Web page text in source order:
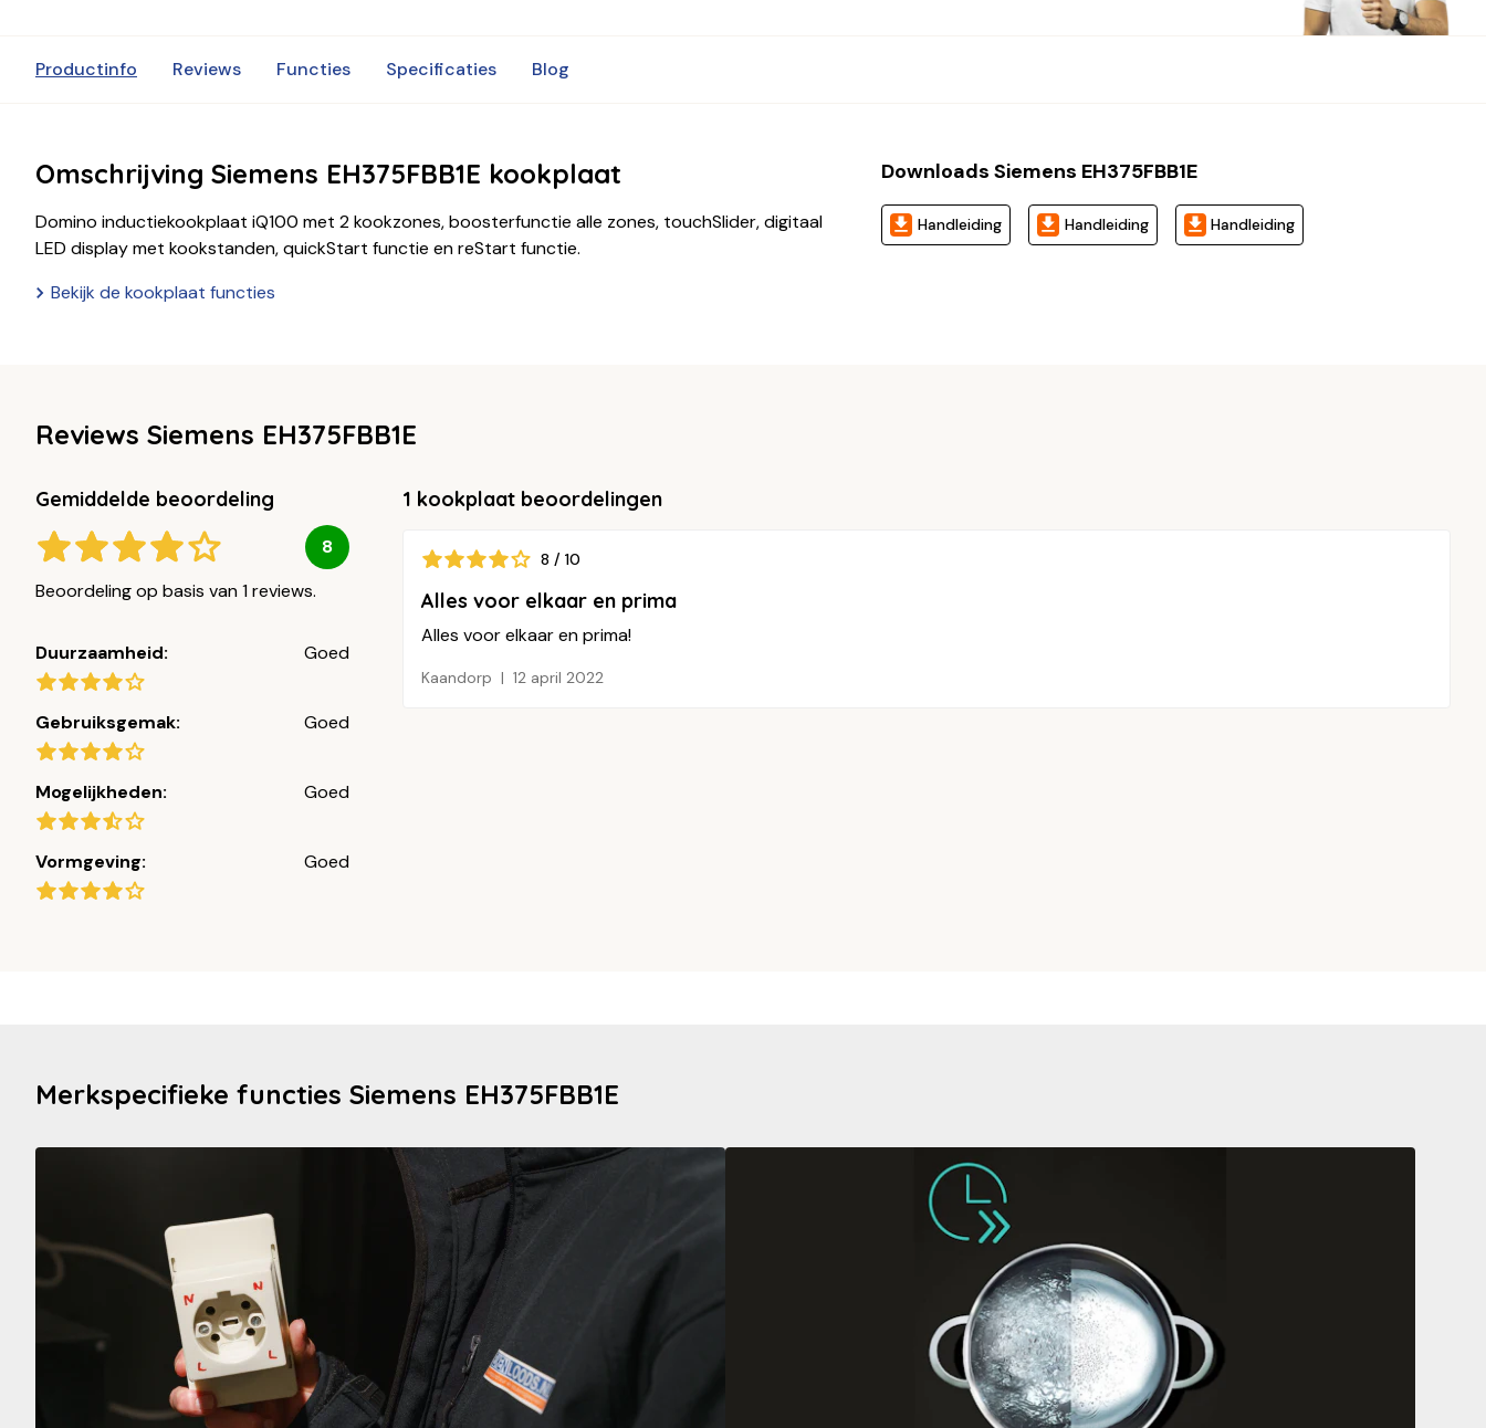
Productinfo Reviews Functies Specificaties Blog
Omschrijving Siemens EH375FBB1E kookplaat
Domino inductiekookplaat iQ100 met 2 kookzones, boosterfunctie alle zones, touchSlider, digitaal
LED display met kookstanden, quickStart functie en reStart functie.
Bekijk de kookplaat functies
Downloads Siemens EH375FBB1E
Handleiding Handleiding Handleiding
Reviews Siemens EH375FBB1E
Gemiddelde beoordeling
8
Beoordeling op basis van 1 reviews.
Duurzaamheid: Goed
Gebruiksgemak: Goed
Mogelijkheden: Goed
Vormgeving: Goed
1 kookplaat beoordelingen
8 / 10
Alles voor elkaar en prima
Alles voor elkaar en prima!
Kaandorp 12 april 2022
Merkspecifieke functies Siemens EH375FBB1E